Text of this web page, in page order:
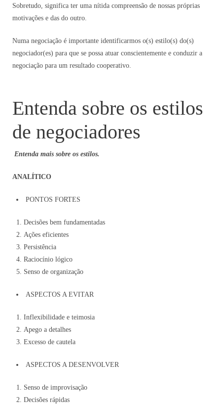
Sobretudo, significa ter uma nítida compreensão de nossas próprias
motivações e das do outro.
Numa negociação é importante identificarmos o(s) estilo(s) do(s)
negociador(es) para que se possa atuar conscientemente e conduzir a
negociação para um resultado cooperativo.
Entenda sobre os estilos
de negociadores
Entenda mais sobre os estilos.
ANALÍTICO
PONTOS FORTES
Decisões bem fundamentadas
Ações eficientes
Persistência
Raciocínio lógico
Senso de organização
ASPECTOS A EVITAR
Inflexibilidade e teimosia
Apego a detalhes
Excesso de cautela
ASPECTOS A DESENVOLVER
Senso de improvisação
Decisões rápidas